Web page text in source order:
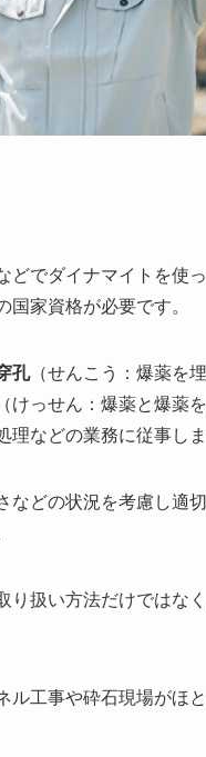
どでダイナマイトを使
家資格が必要です。
孔（せんこう：爆薬を
（けっせん：爆薬と爆薬
理などの業務に従事しま
などの状況を考慮し適
扱い方法だけではな
工事や砕石現場がほ